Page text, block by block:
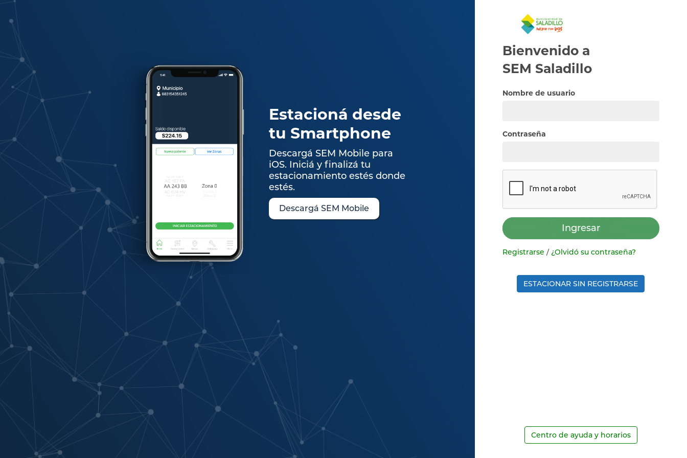
Estacioná desde
tu Smartphone
Descargá SEM Mobile para
Android. Iniciá y finalizá tu
estacionamiento estés donde
estés.
Descargá SEM Mobile
Bienvenido a
SEM Saladillo
Nombre de usuario
Contraseña
Ingresar
Registrarse / ¿Olvidó su contraseña?
ESTACIONAR SIN REGISTRARSE
Centro de ayuda y horarios